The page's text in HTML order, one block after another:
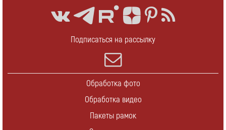
Подписаться на рассылку
Обработка фото
Обработка видео
Пакеты рамок